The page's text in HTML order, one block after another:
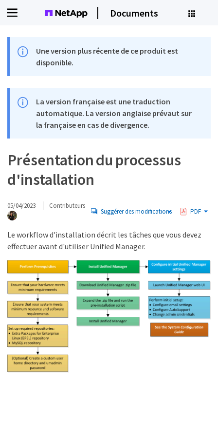
Documents
Une version plus récente de ce produit est
disponible.
La version française est une traduction
automatique. La version anglaise prévaut sur
la française en cas de divergence.
Présentation du processus
d'installation
05/04/2023 Contributeurs
Suggérer des modifications PDF
Le workflow d'installation décrit les tâches que vous devez
effectuer avant d'utiliser Unified Manager.